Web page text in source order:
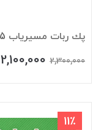
پك ربات مسیریاب 5کاربرد
2,300,000
2,100,000
11٪